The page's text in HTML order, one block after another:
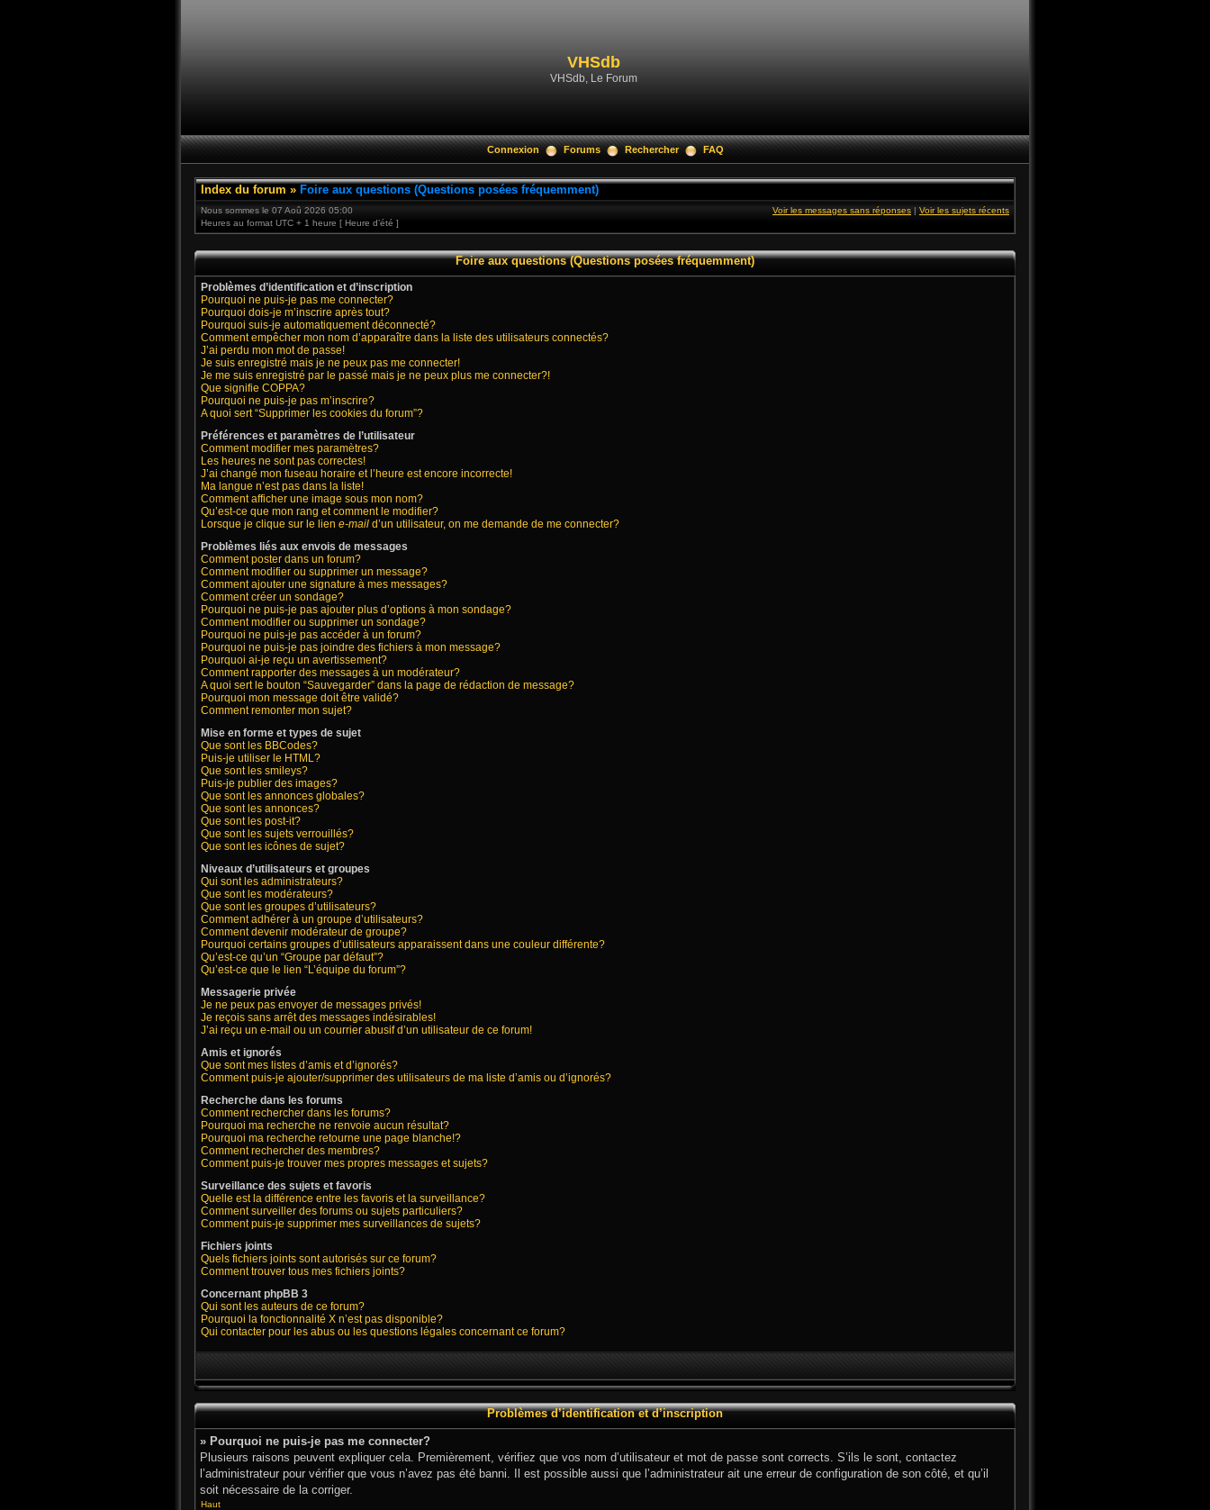
VHSdb
VHSdb, Le Forum
Connexion Forums Rechercher FAQ
Index du forum » Foire aux questions (Questions posées fréquemment)
Nous sommes le 07 Aoû 2026 05:00
Heures au format UTC + 1 heure [ Heure d’été ]
Voir les messages sans réponses | Voir les sujets récents
Foire aux questions (Questions posées fréquemment)
Problèmes d’identification et d’inscription
Pourquoi ne puis-je pas me connecter?
Pourquoi dois-je m’inscrire après tout?
Pourquoi suis-je automatiquement déconnecté?
Comment empêcher mon nom d’apparaître dans la liste des utilisateurs connectés?
J’ai perdu mon mot de passe!
Je suis enregistré mais je ne peux pas me connecter!
Je me suis enregistré par le passé mais je ne peux plus me connecter?!
Que signifie COPPA?
Pourquoi ne puis-je pas m’inscrire?
A quoi sert “Supprimer les cookies du forum”?
Préférences et paramètres de l’utilisateur
Comment modifier mes paramètres?
Les heures ne sont pas correctes!
J’ai changé mon fuseau horaire et l’heure est encore incorrecte!
Ma langue n’est pas dans la liste!
Comment afficher une image sous mon nom?
Qu’est-ce que mon rang et comment le modifier?
Lorsque je clique sur le lien e-mail d’un utilisateur, on me demande de me connecter?
Problèmes liés aux envois de messages
Comment poster dans un forum?
Comment modifier ou supprimer un message?
Comment ajouter une signature à mes messages?
Comment créer un sondage?
Pourquoi ne puis-je pas ajouter plus d’options à mon sondage?
Comment modifier ou supprimer un sondage?
Pourquoi ne puis-je pas accéder à un forum?
Pourquoi ne puis-je pas joindre des fichiers à mon message?
Pourquoi ai-je reçu un avertissement?
Comment rapporter des messages à un modérateur?
A quoi sert le bouton “Sauvegarder” dans la page de rédaction de message?
Pourquoi mon message doit être validé?
Comment remonter mon sujet?
Mise en forme et types de sujet
Que sont les BBCodes?
Puis-je utiliser le HTML?
Que sont les smileys?
Puis-je publier des images?
Que sont les annonces globales?
Que sont les annonces?
Que sont les post-it?
Que sont les sujets verrouillés?
Que sont les icônes de sujet?
Niveaux d’utilisateurs et groupes
Qui sont les administrateurs?
Que sont les modérateurs?
Que sont les groupes d’utilisateurs?
Comment adhérer à un groupe d’utilisateurs?
Comment devenir modérateur de groupe?
Pourquoi certains groupes d’utilisateurs apparaissent dans une couleur différente?
Qu’est-ce qu’un “Groupe par défaut”?
Qu’est-ce que le lien “L’équipe du forum”?
Messagerie privée
Je ne peux pas envoyer de messages privés!
Je reçois sans arrêt des messages indésirables!
J’ai reçu un e-mail ou un courrier abusif d’un utilisateur de ce forum!
Amis et ignorés
Que sont mes listes d’amis et d’ignorés?
Comment puis-je ajouter/supprimer des utilisateurs de ma liste d’amis ou d’ignorés?
Recherche dans les forums
Comment rechercher dans les forums?
Pourquoi ma recherche ne renvoie aucun résultat?
Pourquoi ma recherche retourne une page blanche!?
Comment rechercher des membres?
Comment puis-je trouver mes propres messages et sujets?
Surveillance des sujets et favoris
Quelle est la différence entre les favoris et la surveillance?
Comment surveiller des forums ou sujets particuliers?
Comment puis-je supprimer mes surveillances de sujets?
Fichiers joints
Quels fichiers joints sont autorisés sur ce forum?
Comment trouver tous mes fichiers joints?
Concernant phpBB 3
Qui sont les auteurs de ce forum?
Pourquoi la fonctionnalité X n’est pas disponible?
Qui contacter pour les abus ou les questions légales concernant ce forum?
Problèmes d’identification et d’inscription
» Pourquoi ne puis-je pas me connecter?
Plusieurs raisons peuvent expliquer cela. Premièrement, vérifiez que vos nom d’utilisateur et mot de passe sont corrects. S’ils le sont, contactez
l’administrateur pour vérifier que vous n’avez pas été banni. Il est possible aussi que l’administrateur ait une erreur de configuration de son côté, et qu’il
soit nécessaire de la corriger.
Haut